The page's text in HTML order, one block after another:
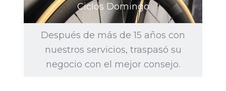
Ciclos Domingo
Después de más de 15 años con
nuestros servicios, traspasó su
negocio con el mejor consejo.